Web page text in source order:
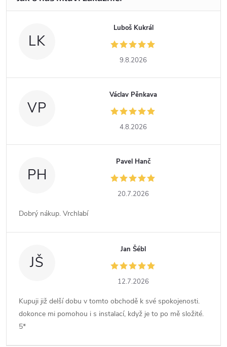
LK
Luboš Kukrál
9.8.2026
VP
Václav Pěnkava
4.8.2026
PH
Pavel Hanč
20.7.2026
Dobrý nákup. Vrchlabí
JŠ
Jan Šébl
12.7.2026
Kupuji již delší dobu v tomto obchodě k své spokojenosti.
dokonce mi pomohou i s instalací, když je to po mě složité.
5*